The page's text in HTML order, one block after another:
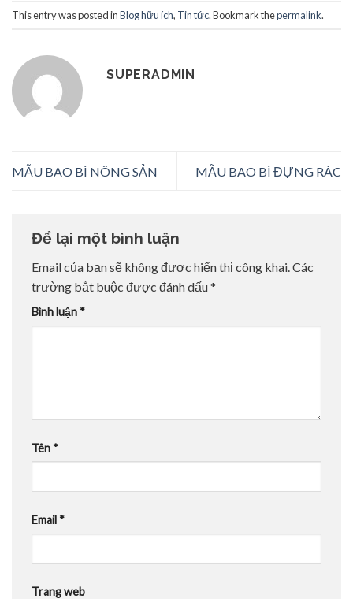
This entry was posted inBlog hữu ích, Tin tức. Bookmark thepermalink.
SUPERADMIN
MẪU BAO BÌ NÔNG SẢN MẪU BAO BÌ ĐỰNG RÁC
Để lại một bình luận
Email của bạn sẽ không được hiển thị công khai.Các
trường bắt buộc được đánh dấu*
Bình luận *
Tên *
Email *
Trang web